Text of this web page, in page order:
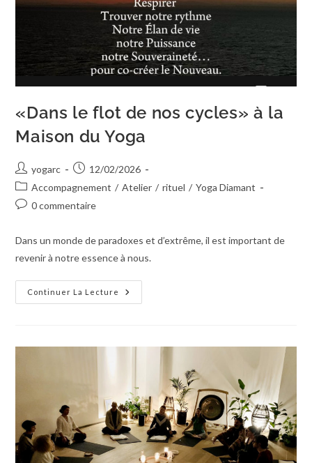
«Dans le flot de nos cycles» à la
Maison du Yoga
yogarc
12/02/2026
Accompagnement / Atelier / rituel / Yoga Diamant
0 commentaire
Dans un monde de paradoxes et d’extrême, il est important de
revenir à notre essence à nous.
Continuer La Lecture